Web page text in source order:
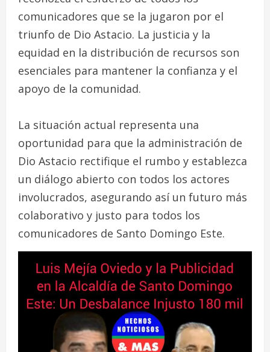
comunicadores que se la jugaron por el
triunfo de Dio Astacio. La justicia y la
equidad en la distribución de recursos son
esenciales para mantener la confianza y el
apoyo de la comunidad.
La situación actual representa una
oportunidad para que la administración de
Dio Astacio rectifique el rumbo y establezca
un diálogo abierto con todos los actores
involucrados, asegurando así un futuro más
colaborativo y justo para todos los
comunicadores de Santo Domingo Este.